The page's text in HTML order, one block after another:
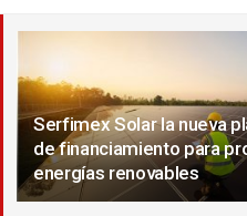
Serfimex Solar la nueva
de financiamiento para
energías renovables